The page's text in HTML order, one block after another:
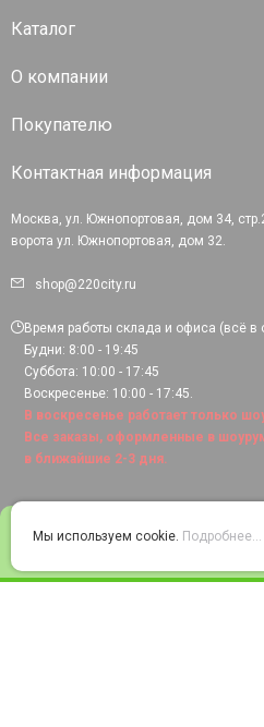
Войти
Каталог
О компании
Покупателю
Контактная информация
Москва, ул. Южнопортовая, дом 34,
ворота ул. Южнопортовая, дом 32.
shop@220city.ru
Время работы склада и офиса (всё в
Будни: 8:00 - 19:45
Суббота: 10:00 - 17:45
Воскресенье: 10:00 - 17:45.
В воскресенье работает только
Все заказы, оформленные в
в ближайшие 2-3 дня.
Мы используем cookie. Подробнее...